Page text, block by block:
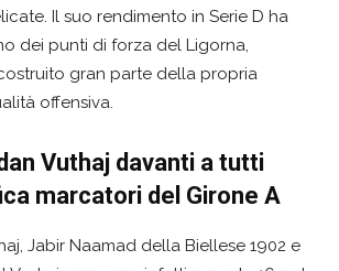
Il suo rendimento in Serie D ha
dei punti di forza del Ligorna,
gran parte della propria
offensiva.
Vuthaj davanti a tutti
marcatori del Girone A
Jabir Naamad della Biellese 1902 e